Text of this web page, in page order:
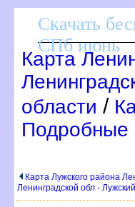
Скачать
СПб июнь
Карта
области /
Подробные
Карта Лужского района
Ленинградской обл -